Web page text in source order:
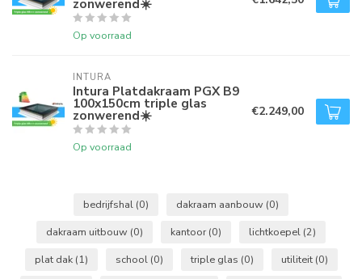
zonwerend☀️
Op voorraad
INTURA
Intura Platdakraam PGX B9
100x150cm triple glas
zonwerend☀️
Op voorraad
€2.249,00
bedrijfshal (0) dakraam aanbouw (0)
dakraam uitbouw (0) kantoor (0) lichtkoepel (2)
plat dak (1) school (0) triple glas (0) utiliteit (0)